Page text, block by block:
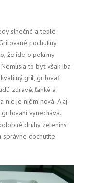
slnečné a teplé
pochutiny
že ide o pokrmy
to byť však iba
kvalitný gril, grilovať
zdravé, ľahké a
nie je ničím nová. A aj
vynecháva.
druhy zeleniny
správne dochutíte